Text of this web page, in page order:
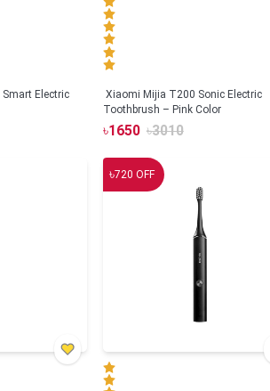
Electric
Xiaomi Mijia T200 Sonic Electric
Toothbrush – Pink Color
৳1650 ৳3010
৳720 OFF